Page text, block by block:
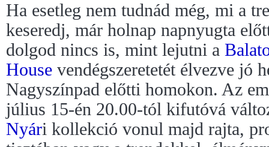
Ha esetleg nem tudnád még, mi a
keseredj, már holnap napnyugta
dolgod nincs is, mint lejutni a
House vendégszeretetét élvezve jó
Nagyszínpad előtti homokon. Az
július 15-én 20.00-tól kifutóvá
Nyári kollekció vonul majd rajta,